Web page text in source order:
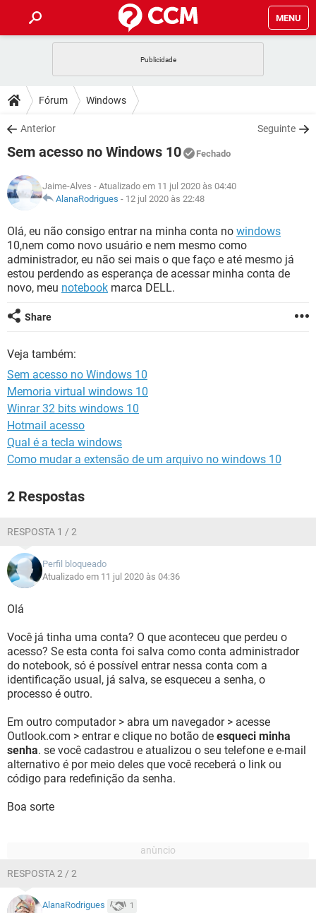
MENU
CELULAR
OUTLOOK
INSTAGRAM GMAIL
GUIA DE COMPRAS
DICAS
JOGOS
INSTAGRAM GMAIL
GUIA DE COMPRAS
DOWNLOADS
JOGOS WHATSAPP
CELULAR
OUTLOOK EXCEL
INSTAGRAM GMAIL
GUIA DE COMPRAS
JOGOS WHATSAPP
CELULAR
OUTLOOK EXCEL
INSTAGRAM GMAIL
GUIA DE COMPRAS
GLOSSÁRIO
JOGOS WHATSAPP
CELULAR FACEBOOK
OUTLOOK EXCEL
GUIA DE COMPRAS
Fórum Windows
Anterior Seguinte
Sem acesso no Windows 10 Fechado
Jaime-Alves - Atualizado em 11 jul 2020 às 04:40
AlanaRodrigues - 12 jul 2020 às 22:48
Olá, eu não consigo entrar na minha conta no windows
10,nem como novo usuário e nem mesmo como
administrador, eu não sei mais o que faço e até mesmo já
estou perdendo as esperança de acessar minha conta de
novo, meu notebook marca DELL.
Share
Veja também:
Sem acesso no Windows 10
Memoria virtual windows 10
Winrar 32 bits windows 10
Hotmail acesso
Qual é a tecla windows
Como mudar a extensão de um arquivo no windows 10
2 Respostas
RESPOSTA 1 / 2
Perfil bloqueado
Atualizado em 11 jul 2020 às 04:36
Olá
Você já tinha uma conta? O que aconteceu que perdeu o
acesso? Se esta conta foi salva como conta administrador
do notebook, só é possível entrar nessa conta com a
identificação usual, já salva, se esqueceu a senha, o
processo é outro.
Em outro computador > abra um navegador > acesse
Outlook.com > entrar e clique no botão de esqueci minha
senha. se você cadastrou e atualizou o seu telefone e e-mail
alternativo é por meio deles que você receberá o link ou
código para redefinição da senha.
Boa sorte
RESPOSTA 2 / 2
AlanaRodrigues 1